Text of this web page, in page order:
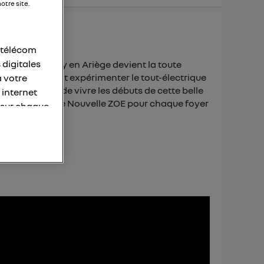
village d’Appy en Ariège devient la toute
habitants vont expérimenter le tout-électrique
permettent de vivre les débuts de cette belle
3 ans d'une Nouvelle ZOE pour chaque foyer
site.
digitales
votre
internet
chaque
adresse